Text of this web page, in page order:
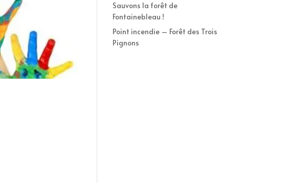
Sauvons la forêt de
Fontainebleau !
Point incendie – Forêt des Trois
Pignons